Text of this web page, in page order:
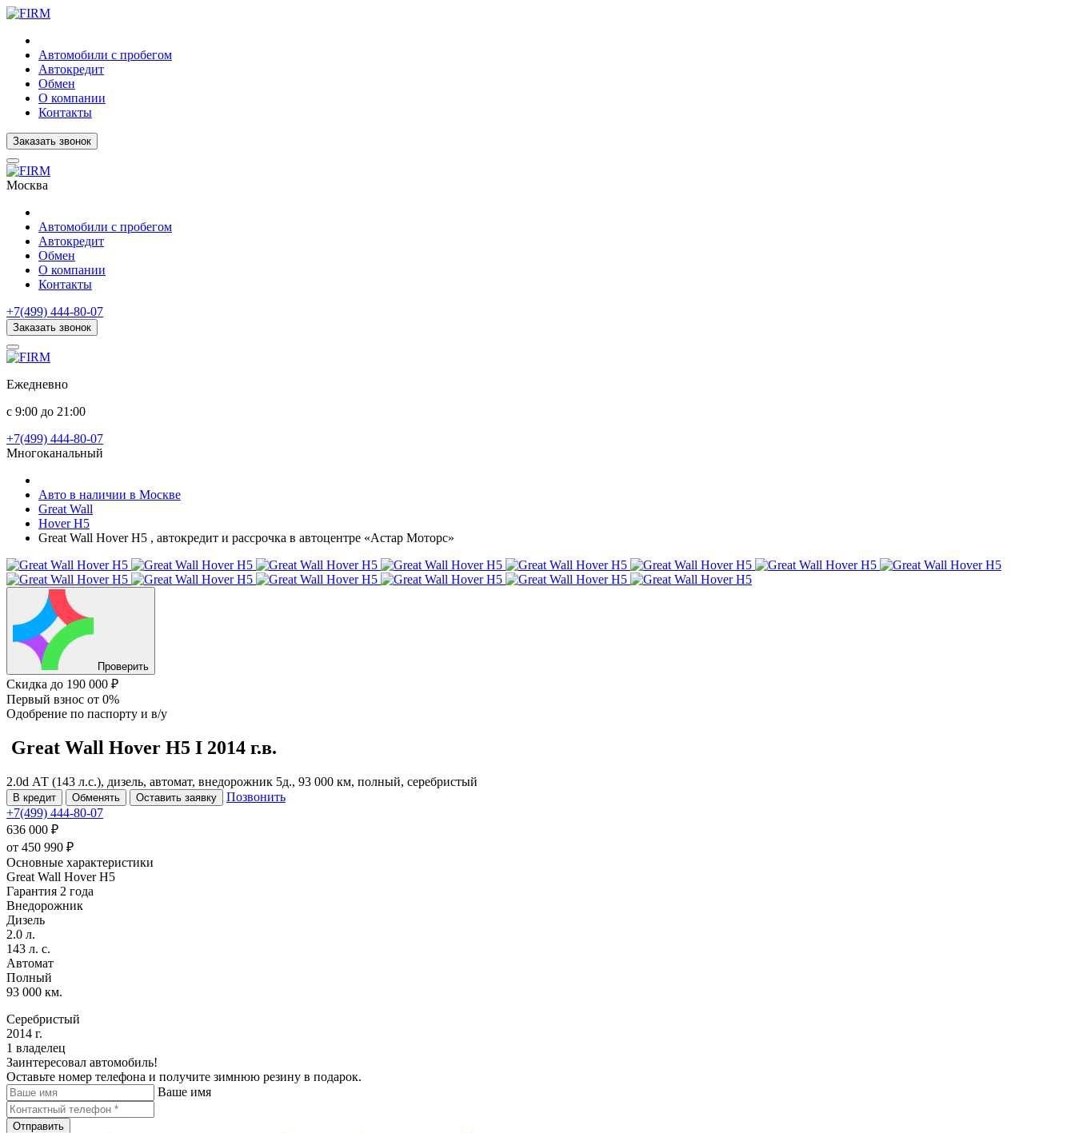
Автомобили с пробегом
Автокредит
Обмен
О компании
Контакты
Заказать звонок
Москва
Автомобили с пробегом
Автокредит
Обмен
О компании
Контакты
+7(499) 444-80-07
Заказать звонок
Ежедневно
с 9:00 до 21:00
+7(499) 444-80-07
Многоканальный
Авто в наличии в Москве
Great Wall
Hover H5
Great Wall Hover H5 , автокредит и рассрочка в автоцентре «Астар Моторс»
Проверить
Скидка до 190 000 ₽
Первый взнос от 0%
Одобрение по паспорту и в/у
Great Wall Hover H5 I 2014 г.в.
2.0d АТ (143 л.с.), дизель, автомат, внедорожник 5д., 93 000 км, полный, серебристый
В кредит Обменять Оставить заявку
Позвонить
+7(499) 444-80-07
636 000 ₽
от 450 990 ₽
Основные характеристики
Great Wall Hover H5
Гарантия 2 года
Внедорожник
Дизель
2.0 л.
143 л. с.
Автомат
Полный
93 000 км.
Серебристый
2014 г.
1 владелец
Заинтересовал автомобиль!
Оставьте номер телефона и получите зимнюю резину в подарок.
Ваше имя
Отправить